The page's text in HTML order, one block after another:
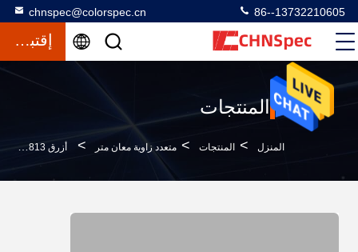
chnspec@colorspec.cn 86--13732210605
إقتباس
المنتجات
المنزل > المنتجات > متعدد زاوية معان متر > أزرق ISO 2813 دهان ميني معان متر دهانات وورنيش 20 60 و 85 درجة